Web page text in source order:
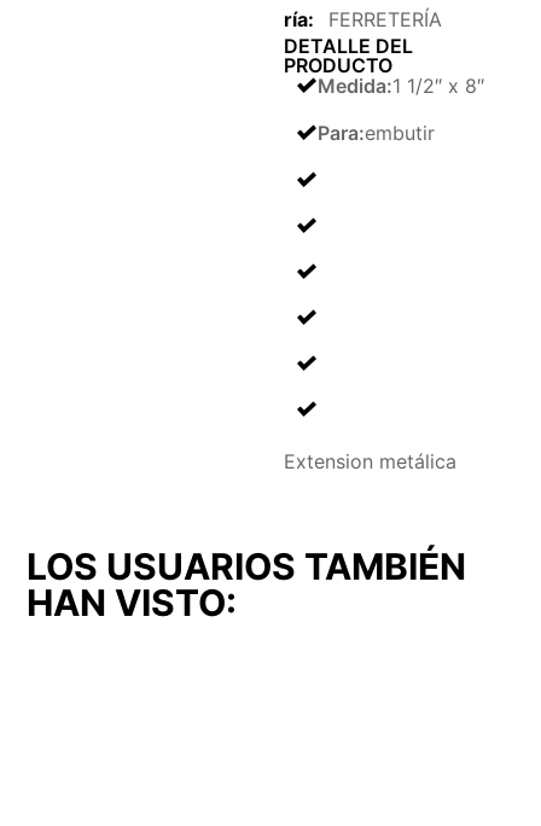
ría:
FERRETERÍA
DETALLE DEL
PRODUCTO
Medida:1 1/2″ x 8″
Para:embutir
Extension metálica
LOS USUARIOS TAMBIÉN
HAN VISTO: